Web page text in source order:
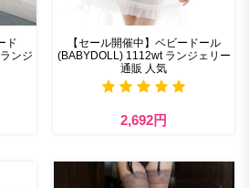
ド
ンジ
【セール開催中】ベビードール
(BABYDOLL) 1112wt ランジェリー
通販 人気
2,692円